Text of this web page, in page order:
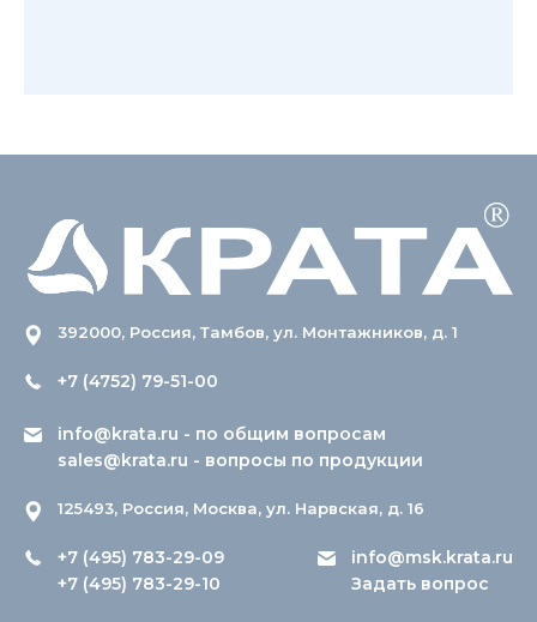
392000, Россия, Тамбов, ул. Монтажников, д. 1
+7 (4752) 79-51-00
info@krata.ru - по общим вопросам
sales@krata.ru - вопросы по продукции
125493, Россия, Москва, ул. Нарвская, д. 16
+7 (495) 783-29-09
+7 (495) 783-29-10
info@msk.krata.ru
Задать вопрос